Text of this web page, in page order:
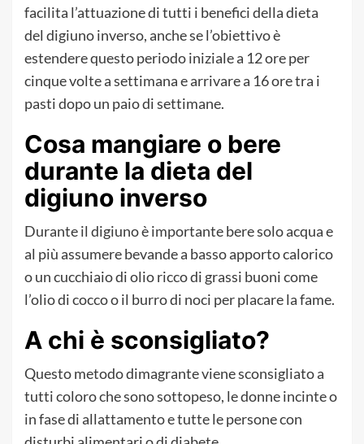
facilita l’attuazione di tutti i benefici della dieta
del digiuno inverso, anche se l’obiettivo è
estendere questo periodo iniziale a 12 ore per
cinque volte a settimana e arrivare a 16 ore tra i
pasti dopo un paio di settimane.
Cosa mangiare o bere
durante la dieta del
digiuno inverso
Durante il digiuno è importante bere solo acqua e
al più assumere bevande a basso apporto calorico
o un cucchiaio di olio ricco di grassi buoni come
l’olio di cocco o il burro di noci per placare la fame.
A chi è sconsigliato?
Questo metodo dimagrante viene sconsigliato a
tutti coloro che sono sottopeso, le donne incinte o
in fase di allattamento e tutte le persone con